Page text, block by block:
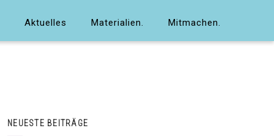
Aktuelles Materialien. Mitmachen.
NEUESTE BEITRÄGE